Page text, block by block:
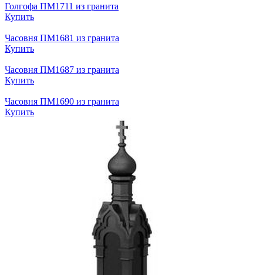
Голгофа ПМ1711 из гранита
Купить
Часовня ПМ1681 из гранита
Купить
Часовня ПМ1687 из гранита
Купить
Часовня ПМ1690 из гранита
Купить